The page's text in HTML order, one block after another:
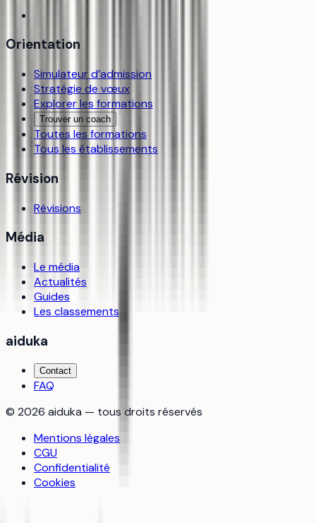
Orientation
Simulateur d’admission
Stratégie de vœux
Explorer les formations
Trouver un coach
Toutes les formations
Tous les établissements
Révision
Révisions
Média
Le média
Actualités
Guides
Les classements
aiduka
Contact
FAQ
© 2026 aiduka — tous droits réservés
Mentions légales
CGU
Confidentialité
Cookies